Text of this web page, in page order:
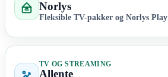
Norlys
Fleksible TV-pakker og Norlys Play
TV OG STREAMING
Allente